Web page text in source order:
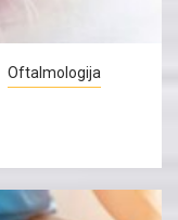
Oftalmologija